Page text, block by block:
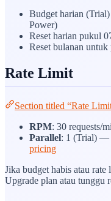
Budget harian
Power)
Reset harian pukul
Reset bulanan
Rate Limit
Section titled “Rate
RPM: 30 requests/
Parallel: 1 (Trial) —
pricing
Jika budget habis atau
Upgrade plan atau tunggu